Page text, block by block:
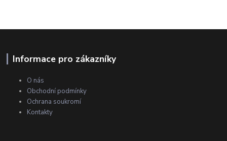
Informace pro zákazníky
O nás
Obchodní podmínky
Ochrana soukromí
Kontakty